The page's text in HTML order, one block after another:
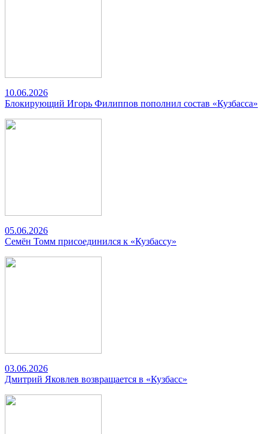
10.06.2026
Блокирующий Игорь Филиппов пополнил состав «Кузбасса»
05.06.2026
Семён Томм присоединился к «Кузбассу»
03.06.2026
Дмитрий Яковлев возвращается в «Кузбасс»